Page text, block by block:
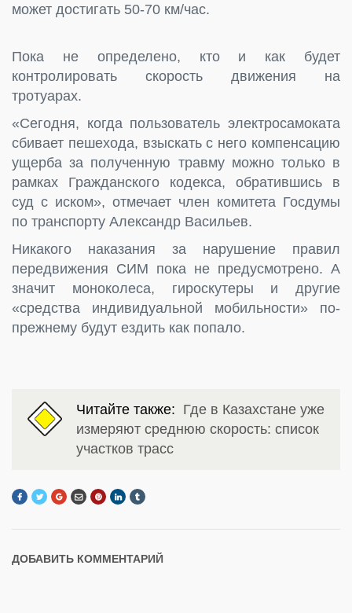
может достигать 50-70 км/час.
Пока не определено, кто и как будет
контролировать скорость движения на
тротуарах.
«Сегодня, когда пользователь электросамоката
сбивает пешехода, взыскать с него компенсацию
ущерба за полученную травму можно только в
рамках Гражданского кодекса, обратившись в
суд с иском», отмечает член комитета Госдумы
по транспорту Александр Васильев.
Никакого наказания за нарушение правил
передвижения СИМ пока не предусмотрено. А
значит моноколеса, гироскутеры и другие
«средства индивидуальной мобильности» по-
прежнему будут ездить как попало.
Читайте также: Где в Казахстане уже
измеряют среднюю скорость: список
участков трасс
ДОБАВИТЬ КОММЕНТАРИЙ